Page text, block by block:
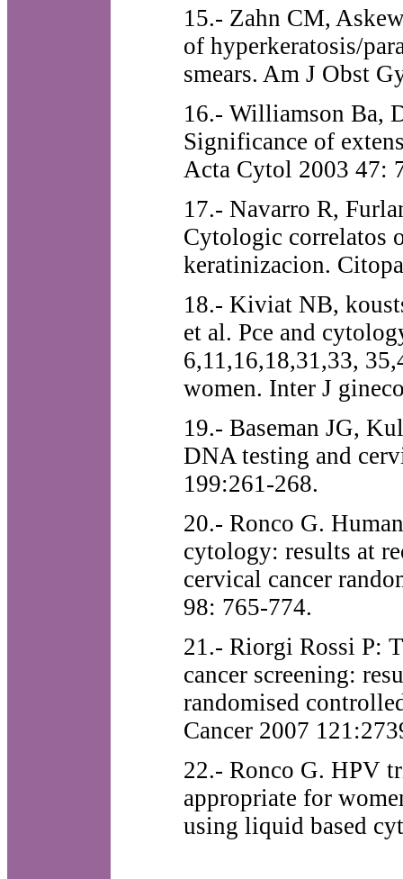
15.- Zahn CM,
of hyperkeratosis/
smears. Am J Obst
16.- Williamson Ba,
Significance of
Acta Cytol 2003 47:
17.- Navarro R,
Cytologic correlatos
keratinizacion.
18.- Kiviat NB,
et al. Pce and
6,11,16,18,31,33,
women. Inter J
19.- Baseman JG,
DNA testing and
199:261-268.
20.- Ronco G.
cytology: results at
cervical cancer
98: 765-774.
21.- Riorgi Rossi P:
cancer screening:
randomised
Cancer 2007
22.- Ronco G. HPV
appropriate for
using liquid based